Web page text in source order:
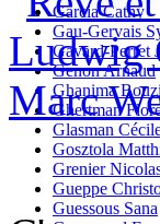
Garcia Cathy
Gau-Gervais
Gavard-Perret
Genon Arnaud
Ghanima
Ghertman
Glasman
Gosztola
Grenier
Gueppe
Guessous Sana